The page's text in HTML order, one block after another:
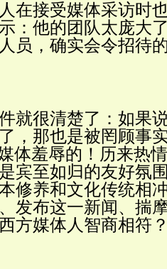
在接受媒体采访时
：他的团队太庞大
员，确实会令招待
就很清楚了：如果
，那也是被罔顾事
体羞辱的！历来热
宾至如归的友好氛
修养和文化传统相
发布这一新闻、揣
方媒体人智商相符